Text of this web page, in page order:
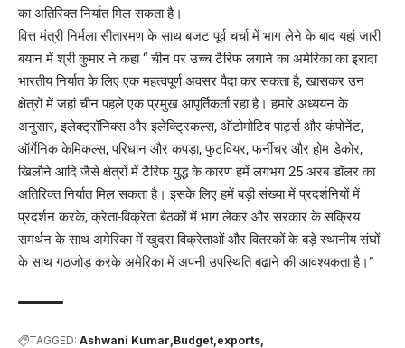
का अतिरिक्त निर्यात मिल सकता है।
वित्त मंत्री निर्मला सीतारमण के साथ बजट पूर्व चर्चा में भाग लेने के बाद यहां जारी
बयान में श्री कुमार ने कहा “ चीन पर उच्च टैरिफ लगाने का अमेरिका का इरादा
भारतीय निर्यात के लिए एक महत्वपूर्ण अवसर पैदा कर सकता है, खासकर उन
क्षेत्रों में जहां चीन पहले एक प्रमुख आपूर्तिकर्ता रहा है। हमारे अध्ययन के
अनुसार, इलेक्ट्रॉनिक्स और इलेक्ट्रिकल्स, ऑटोमोटिव पार्ट्स और कंपोनेंट,
ऑर्गेनिक केमिकल्स, परिधान और कपड़ा, फुटवियर, फर्नीचर और होम डेकोर,
खिलौने आदि जैसे क्षेत्रों में टैरिफ युद्ध के कारण हमें लगभग 25 अरब डॉलर का
अतिरिक्त निर्यात मिल सकता है। इसके लिए हमें बड़ी संख्या में प्रदर्शनियों में
प्रदर्शन करके, क्रेता-विक्रेता बैठकों में भाग लेकर और सरकार के सक्रिय
समर्थन के साथ अमेरिका में खुदरा विक्रेताओं और वितरकों के बड़े स्थानीय संघों
के साथ गठजोड़ करके अमेरिका में अपनी उपस्थिति बढ़ाने की आवश्यकता है।”
TAGGED: Ashwani Kumar Budget exports